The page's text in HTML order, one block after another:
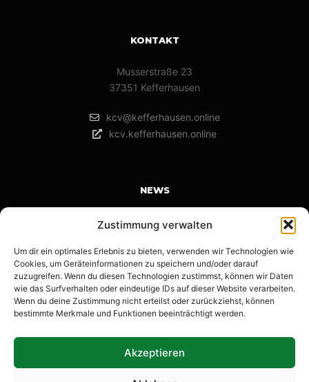
Zustimmung verwalten
Um dir ein optimales Erlebnis zu bieten, verwenden wir Technologien wie
Cookies, um Geräteinformationen zu speichern und/oder darauf
zuzugreifen. Wenn du diesen Technologien zustimmst, können wir Daten
wie das Surfverhalten oder eindeutige IDs auf dieser Website verarbeiten.
Wenn du deine Zustimmung nicht erteilst oder zurückziehst, können
bestimmte Merkmale und Funktionen beeinträchtigt werden.
Akzeptieren
KONTAKT
Musserstraße 23
37351 Kefferhausen
kcv@kefferhausen.online
kcv.kefferhausen.online
NEWS
Karnevalswochenende in Kefferhausen | Save the Date |
12. Januar 2026
Anmeldung KKTT
22. Dezember 2025
Wow Kefferhausen! Krass Kefferhausen!